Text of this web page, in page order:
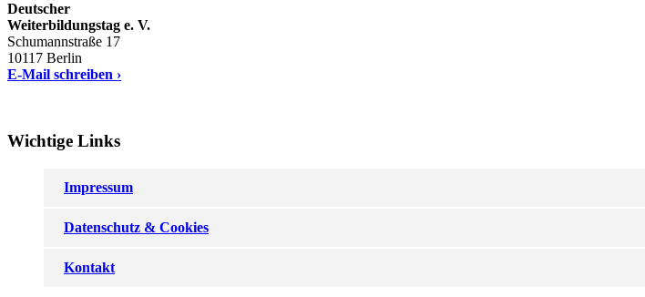
Deutscher
Weiterbildungstag e. V.
Schumannstraße 17
10117 Berlin
E-Mail schreiben ›
Wichtige Links
Impressum
Datenschutz & Cookies
Kontakt